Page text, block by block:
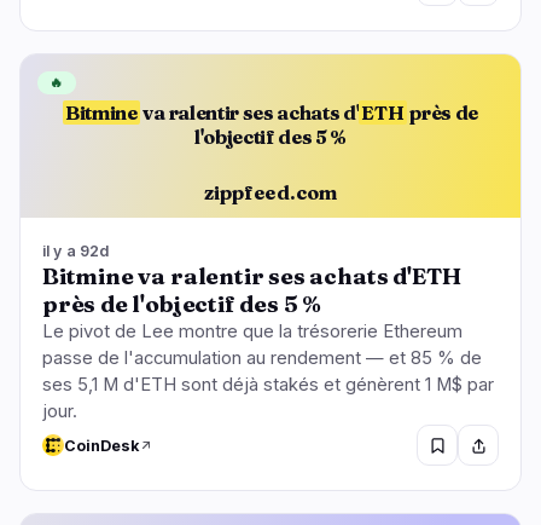
Bitmine va ralentir ses achats d'ETH près de
l'objectif des 5 %
zippfeed.com
🔥
il y a 92d
Bitmine va ralentir ses achats d'ETH
près de l'objectif des 5 %
Le pivot de Lee montre que la trésorerie Ethereum
passe de l'accumulation au rendement — et 85 % de
ses 5,1 M d'ETH sont déjà stakés et génèrent 1 M$ par
jour.
CoinDesk